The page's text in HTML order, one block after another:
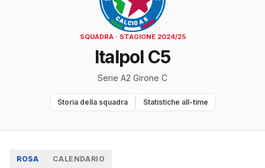
SQUADRA · STAGIONE 2024/25
Italpol C5
Serie A2 Girone C
Storia della squadra Statistiche all-time
ROSA CALENDARIO